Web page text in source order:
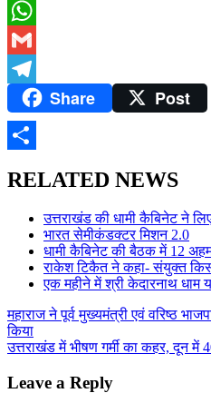
Twitter
WhatsApp
Gmail
TelegramShare Post
RELATED NEWS
उत्तराखंड की धामी कैबिनेट ने
भारत सेमीकंडक्टर मिशन 2.0
धामी कैबिनेट की बैठक में 12
राकेश टिकैत ने कहा- संयुक्त
एक महीने में श्री केदारनाथ धाम
Post
navigation
महाराज ने पूर्व मुख्यमंत्री एवं वरिष्ठ
किया
उत्तराखंड में भीषण गर्मी का कहर, दून में
Leave a Reply